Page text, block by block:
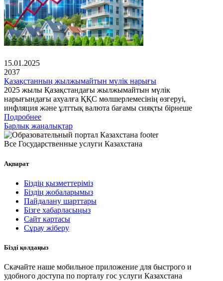
15.01.2025
2037
Қазақстанның жылжымайтын мүлік нарығы
2025 жылы Қазақстандағы жылжымайтын мүлік
нарығындағы ахуалға ҚҚС мөлшерлемесінің өзгеруі,
инфляция және ұлттық валюта бағамы сияқты бірнеше
Подробнее
Барлық жаңалықтар
Все Государственные услуги Казахстана
Ақпарат
Біздің қызметтеріміз
Біздің жобаларымыз
Пайдалану шарттары
Бізге хабарласыңыз
Сайт картасы
Сұрау жіберу
Бізді қолдаңыз
Скачайте наше мобильное приложение для быстрого и
удобного доступа по порталу гос услуги Казахстана